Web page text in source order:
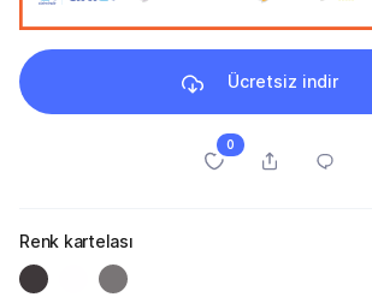
Ücretsiz indir
0
Renk kartelası